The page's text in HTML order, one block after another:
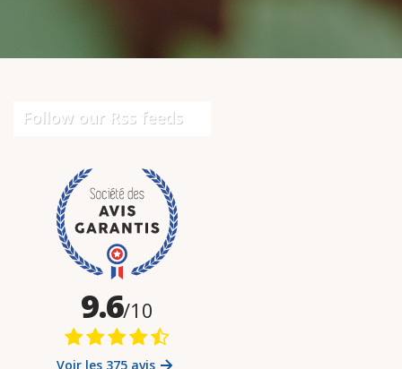
Follow our Rss feeds